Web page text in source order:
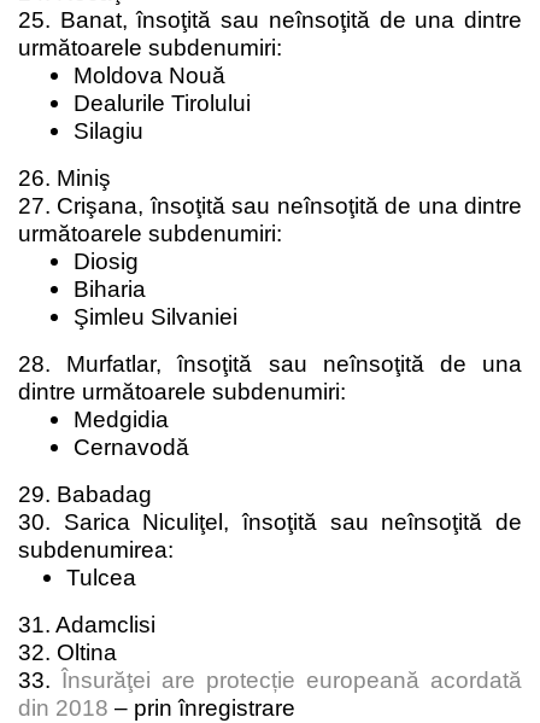
25. Banat, însoţită sau neînsoţită de una dintre
următoarele subdenumiri:
Moldova Nouă
Dealurile Tirolului
Silagiu
26. Miniş
27. Crişana, însoţită sau neînsoţită de una dintre
următoarele subdenumiri:
Diosig
Biharia
Şimleu Silvaniei
28. Murfatlar, însoţită sau neînsoţită de una
dintre următoarele subdenumiri:
Medgidia
Cernavodă
29. Babadag
30. Sarica Niculiţel, însoţită sau neînsoţită de
subdenumirea:
Tulcea
31. Adamclisi
32. Oltina
33. Însurăţei are protecție europeană acordată
din 2018 – prin înregistrare